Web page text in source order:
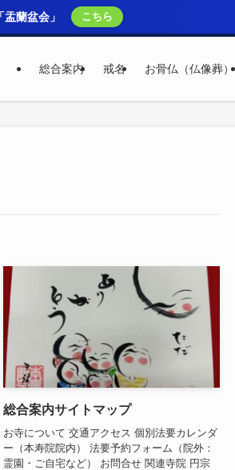
蘭盆会」 こちら
総合案内 戒名 お骨仏（仏像葬）
総合案内サイトマップ
お寺について 交通アクセス 個別法要カレンダ
ー（本寿院院内） 法要予約フォーム（院外：
霊園・ご自宅など） お問合せ 関連寺院 円宗